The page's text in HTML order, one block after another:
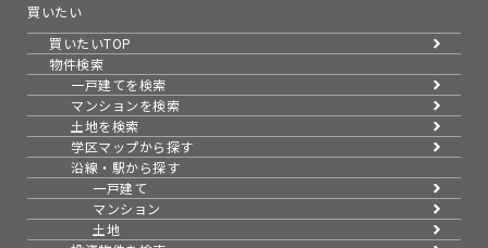
買いたい
買いたいTOP
物件検索
一戸建てを検索
マンションを検索
土地を検索
学区マップから探す
沿線・駅から探す
一戸建て
マンション
土地